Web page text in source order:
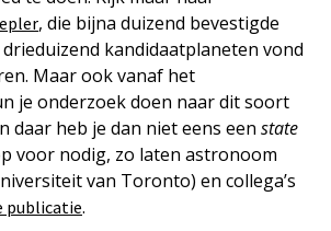
, die bijna duizend bevestigde
kandidaatplaneten vond
Maar ook vanaf het
je onderzoek doen naar dit soort
daar heb je dan niet eens een state
voor nodig, zo laten astronoom
van Toronto) en collega’s
publicatie.